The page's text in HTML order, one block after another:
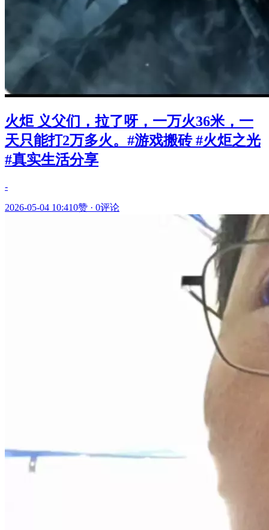
火炬 义父们，拉了呀，一万火36米，一
天只能打2万多火。#游戏搬砖 #火炬之光
#真实生活分享
-
2026-05-04 10:410赞 · 0评论